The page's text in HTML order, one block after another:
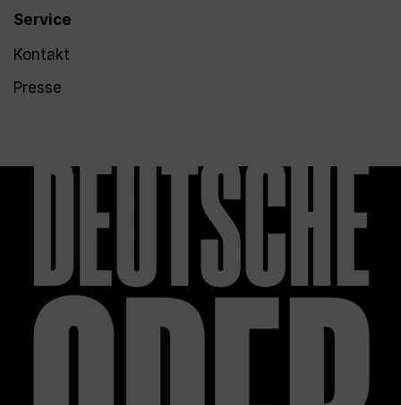
Service
Kontakt
Presse